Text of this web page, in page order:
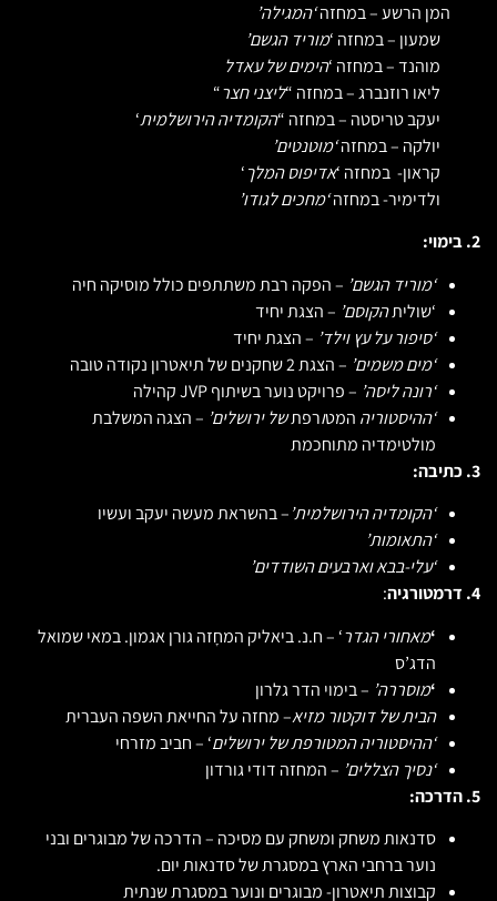
המן הרשע – במחזה‘המגילה’
שמעון – במחזה ‘מוריד הגשם’
מוהנד – במחזה ‘הימים של עאדל
ליאו רוזנברג – במחזה “ליצני חצר“
יעקב טריסטה – במחזה “הקומדיה הירושלמית‘
יולקה – במחזה‘מוטנטים’
קראון- במחזה ‘אדיפוס המלך‘
ולדימיר- במחזה‘מחכים לגודו’
2. בימוי:
‘מוריד הגשם’ – הפקה רבת משתתפים כולל מוסיקה חיה
‘שוליתהקוסם’ – הצגת יחיד
‘סיפור על עץ וילד’ – הצגת יחיד
‘מיםמשמים’ – הצגת 2 שחקנים של תיאטרון נקודה טובה
‘רונהליסה’ – פרויקט נוער בשיתוף JVP קהילה
‘ההיסטוריה המטורפתשל ירושלים’ – הצגה המשלבת
מולטימדיה מתוחכמת
3. כתיבה:
‘הקומדיההירושלמית’– בהשראת מעשה יעקב ועשיו
‘התאומות’
‘עלי-בבא וארבעים השודדים’
4. דרמטורגיה:
‘מאחורי הגדר‘ – ח.נ. ביאליק המחָזה גורן אגמון. במאי שמואל
הדג’ס
‘מוסררה’ – בימוי הדר גלרון
הבית של דוקטור מזיא– מחזה על החייאת השפה העברית
‘ההיסטוריה המטורפת של ירושלים‘ – חביב מזרחי
‘נסיך הצללים’ – המחזה דודי גורדון
5. הדרכה:
סדנאות משחק ומשחק עם מסיכה – הדרכה של מבוגרים ובני
נוער ברחבי הארץ במסגרת של סדנאות יום.
קבוצות תיאטרון- מבוגרים ונוער במסגרת שנתית